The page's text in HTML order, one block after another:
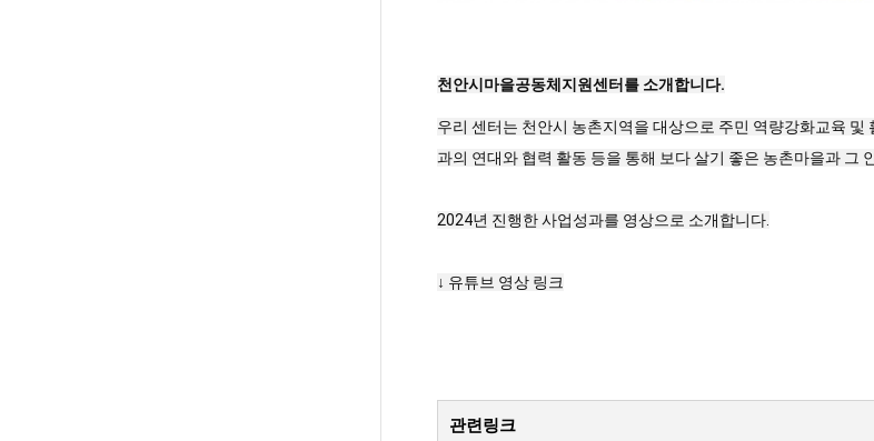
천안시마을공동체지원센터를 소개합니다.
우리 센터는 천안시 농촌지역을 대상으로 주민 역량강화교육
과의 연대와 협력 활동 등을 통해 보다 살기 좋은 농촌마을과 그
2024년 진행한 사업성과를 영상으로 소개합니다.
↓ 유튜브 영상 링크
관련링크